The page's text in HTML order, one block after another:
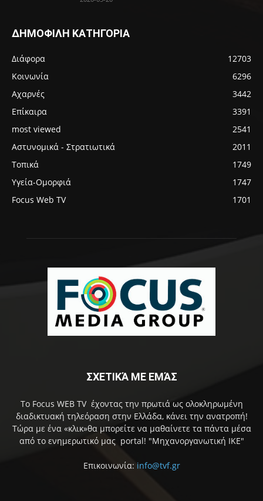
ΔΗΜΟΦΙΛΗ ΚΑΤΗΓΟΡΙΑ
Διάφορα
12703
Κοινωνία
6296
Αχαρνές
3442
Επίκαιρα
3391
most viewed
2541
Αστυνομικά - Στρατιωτικά
2011
Τοπικά
1749
Υγεία-Ομορφιά
1747
Focus Web TV
1701
ΣΧΕΤΙΚΆ ΜΕ ΕΜΆΣ
Το Focus WEB TV έχοντας την πρωτιά ως ολοκληρωμένη
διαδικτυακή τηλεόραση στην Ελλάδα, κάνει την ανατροπή!
Τώρα με ένα «κλικ»θα μπορείτε να μαθαίνετε τα πάντα μέσα
από το ενημερωτικό μας portal! "Μηχανοργανωτική ΙΚΕ"
Επικοινωνία: info@tvf.gr